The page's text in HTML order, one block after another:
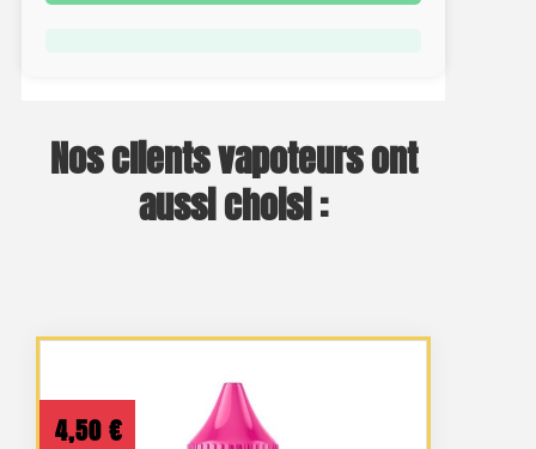
Nos clients vapoteurs ont
aussi choisi :
4,50 €